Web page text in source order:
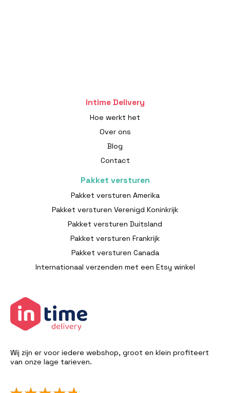
Wij zijn er voor iedere webshop, groot en klein profiteert
van onze lage tarieven.
Intime Delivery
Hoe werkt het
Over ons
Blog
Contact
Pakket versturen
Pakket versturen Amerika
Pakket versturen Verenigd Koninkrijk
Pakket versturen Duitsland
Pakket versturen Frankrijk
Pakket versturen Canada
Internationaal verzenden met een Etsy winkel